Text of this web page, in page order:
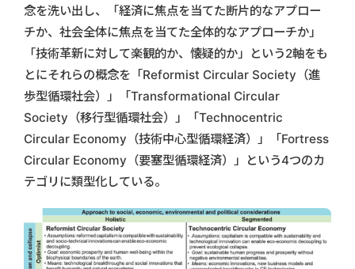
念を洗い出し、「経済に焦点を当てた断片的なアプロー
チか、社会全体に焦点を当てた全体的なアプローチか」
「技術革新に対して楽観的か、懐疑的か」という2軸をも
とにそれらの概念を「Reformist Circular Society（進
歩型循環社会）」「Transformational Circular
Society（移行型循環社会）」「Technocentric
Circular Economy（技術中心型循環経済）」「Fortress
Circular Economy（要塞型循環経済）」という4つのカ
テゴリに類型化している。